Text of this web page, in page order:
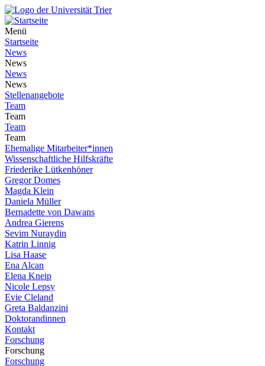
Menü
Startseite
News
News
News
News
Stellenangebote
Team
Team
Team
Team
Ehemalige Mitarbeiter*innen
Wissenschaftliche Hilfskräfte
Friederike Lütkenhöner
Gregor Domes
Magda Klein
Daniela Müller
Bernadette von Dawans
Andrea Gierens
Sevim Nuraydin
Katrin Linnig
Lisa Haase
Ena Alcan
Elena Kneip
Nicole Lepsy
Evie Cleland
Greta Baldanzini
Doktorandinnen
Kontakt
Forschung
Forschung
Forschung